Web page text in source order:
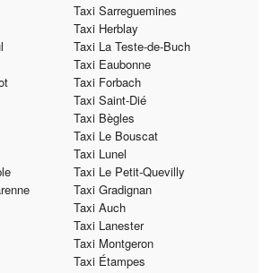
Taxi Sarreguemines
Taxi Herblay
Taxi La Teste-de-Buch
Taxi Eaubonne
Taxi Forbach
Taxi Saint-Dié
Taxi Bègles
Taxi Le Bouscat
Taxi Lunel
Taxi Le Petit-Quevilly
Taxi Gradignan
Taxi Auch
Taxi Lanester
Taxi Montgeron
Taxi Étampes